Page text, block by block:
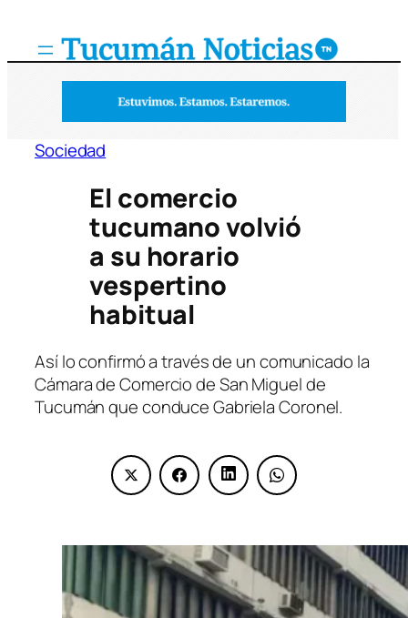
Sociedad
El comercio
tucumano volvió
a su horario
vespertino
habitual
Así lo confirmó a través de un comunicado la
Cámara de Comercio de San Miguel de
Tucumán que conduce Gabriela Coronel.